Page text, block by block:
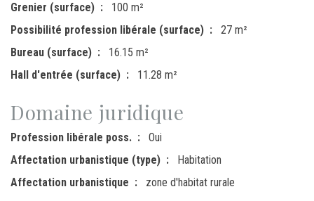
Grenier (surface)
100 m²
Possibilité profession libérale (surface)
27 m²
Bureau (surface)
16.15 m²
Hall d'entrée (surface)
11.28 m²
Domaine juridique
Profession libérale poss.
Oui
Affectation urbanistique (type)
Habitation
Affectation urbanistique
zone d'habitat rurale